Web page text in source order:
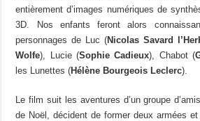
entièrement d’images numériques de
3D. Nos enfants feront alors
personnages de Luc (Nicolas Savard
Wolfe), Lucie (Sophie Cadieux), Chabot (
les Lunettes (Hélène Bourgeois Leclerc).
Le film suit les aventures d’un groupe
de Noël, décident de former deux armées et